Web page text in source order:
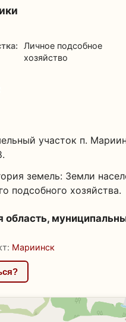
Личное подсобное
хозяйство
участок п.
земель: Земли
подсобного хозяйства.
область,
Мариинск